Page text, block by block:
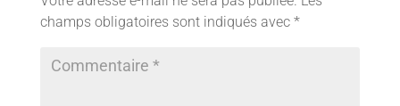
champs obligatoires sont indiqués avec *